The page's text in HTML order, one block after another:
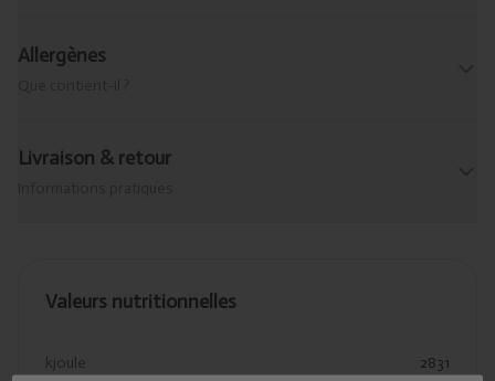
Allergènes
Livraison & retour
Valeurs nutritionnelles
kjoule 2831